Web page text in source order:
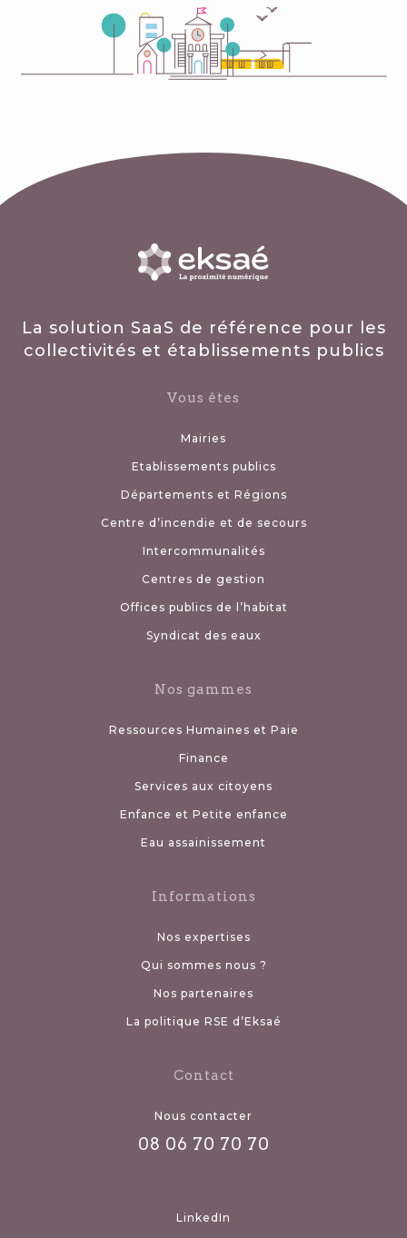
La solution SaaS de référence pour les
collectivités et établissements publics
Vous êtes
Mairies
Etablissements publics
Départements et Régions
Centre d’incendie et de secours
Intercommunalités
Centres de gestion
Offices publics de l’habitat
Syndicat des eaux
Nos gammes
Ressources Humaines et Paie
Finance
Services aux citoyens
Enfance et Petite enfance
Eau assainissement
Informations
Nos expertises
Qui sommes nous ?
Nos partenaires
La politique RSE d’Eksaé
Contact
Nous contacter
08 06 70 70 70
LinkedIn